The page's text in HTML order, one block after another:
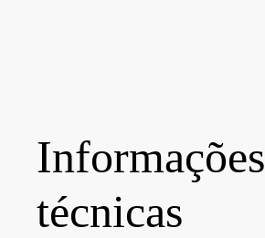
Informações
técnicas